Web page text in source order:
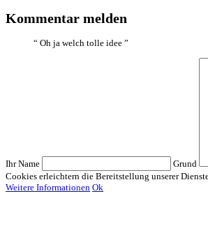
Kommentar melden
“ Oh ja welch tolle idee ”
Ihr Name Grund
Cookies erleichtern die Bereitstellung unserer
Weitere Informationen Ok